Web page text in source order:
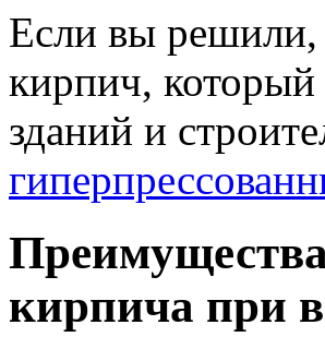
Если вы решили,
кирпич, который
зданий и
кирпича при